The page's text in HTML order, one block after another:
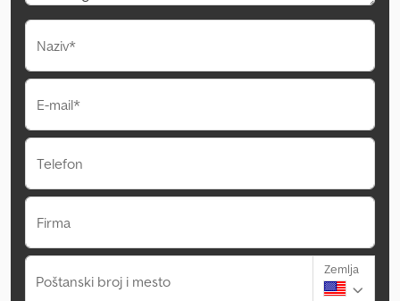
Naziv*
E-mail*
Telefon
Firma
Poštanski broj i mesto
Zemlja